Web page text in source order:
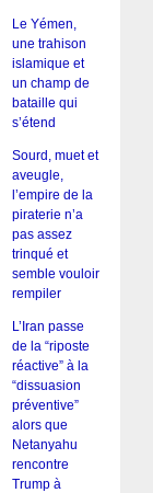
Le Yémen,
une trahison
islamique et
un champ de
bataille qui
s’étend
Sourd, muet et
aveugle,
l’empire de la
piraterie n’a
pas assez
trinqué et
semble vouloir
rempiler
L’Iran passe
de la “riposte
réactive” à la
“dissuasion
préventive”
alors que
Netanyahu
rencontre
Trump à